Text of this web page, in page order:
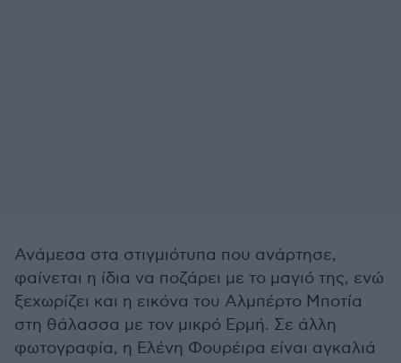
Ανάμεσα στα στιγμιότυπα που ανάρτησε,
φαίνεται η ίδια να ποζάρει με το μαγιό της, ενώ
ξεχωρίζει και η εικόνα του Αλμπέρτο Μποτία
στη θάλασσα με τον μικρό Ερμή. Σε άλλη
φωτογραφία, η Ελένη Φουρέιρα είναι αγκαλιά